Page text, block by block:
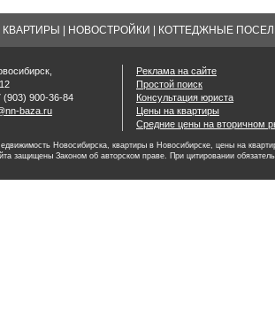
КВАРТИРЫ НОВОСТРОЙКИ КОТТЕДЖНЫЕ
(903) 900-36-84
baza.ru
Реклама на сайте
Простой поиск
Консультация юриста
Цены на квартиры
Средние цены на вторичном
Новосибирска, квартиры в Новосибирске, цены на
защищены Законом об авторском праве. При цитировании